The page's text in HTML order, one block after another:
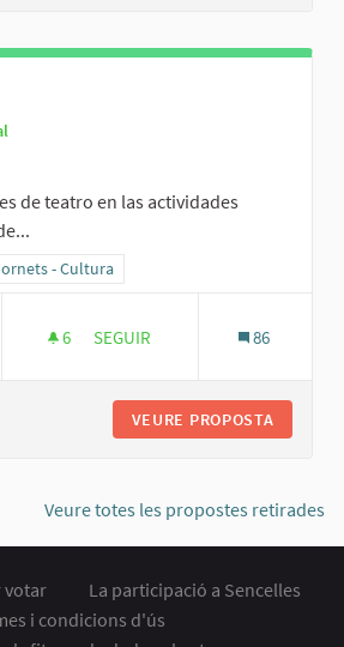
de teatro en las actividades
la categoria: Sencelles poble i Jornets -
- Cultura
6 6 SEGUIDORES
SEGUIR 86
VEURE PROPOSTA
Veure totes les propostes retirades
votar
La participació a Sencelles
i condicions d'ús